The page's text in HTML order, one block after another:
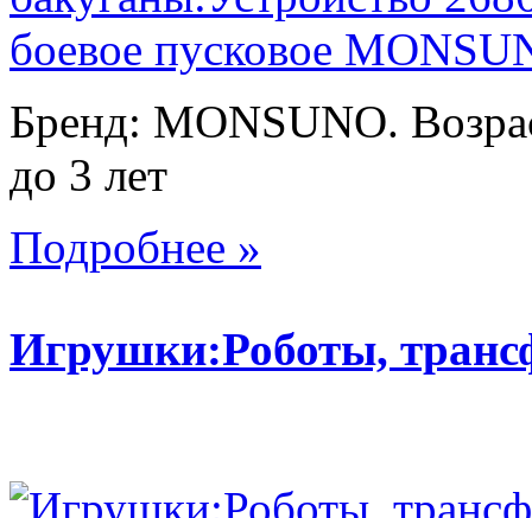
Бренд: MONSUNO.
до 3 лет
Подробнее »
Игрушки:Роботы,